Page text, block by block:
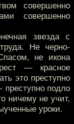
совершенно
совершенно
звезда с
Не черно-
не икона
— красное
это преступно
преступно подло
ничему не учит,
уроки.